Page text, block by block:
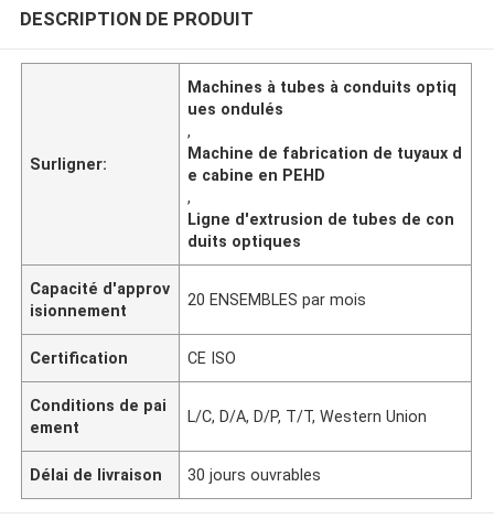
DESCRIPTION DE PRODUIT
Surligner:
Machines à tubes à conduits optiq
ues ondulés
,
Machine de fabrication de tuyaux d
e cabine en PEHD
,
Ligne d'extrusion de tubes de con
duits optiques
Capacité d'approv
isionnement
20 ENSEMBLES par mois
Certification CE ISO
Conditions de pai
ement
L/C, D/A, D/P, T/T, Western Union
Délai de livraison 30 jours ouvrables